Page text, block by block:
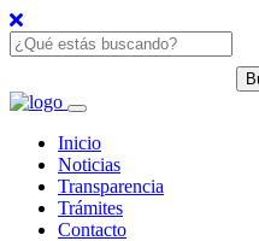
Inicio
Noticias
Transparencia
Trámites
Contacto